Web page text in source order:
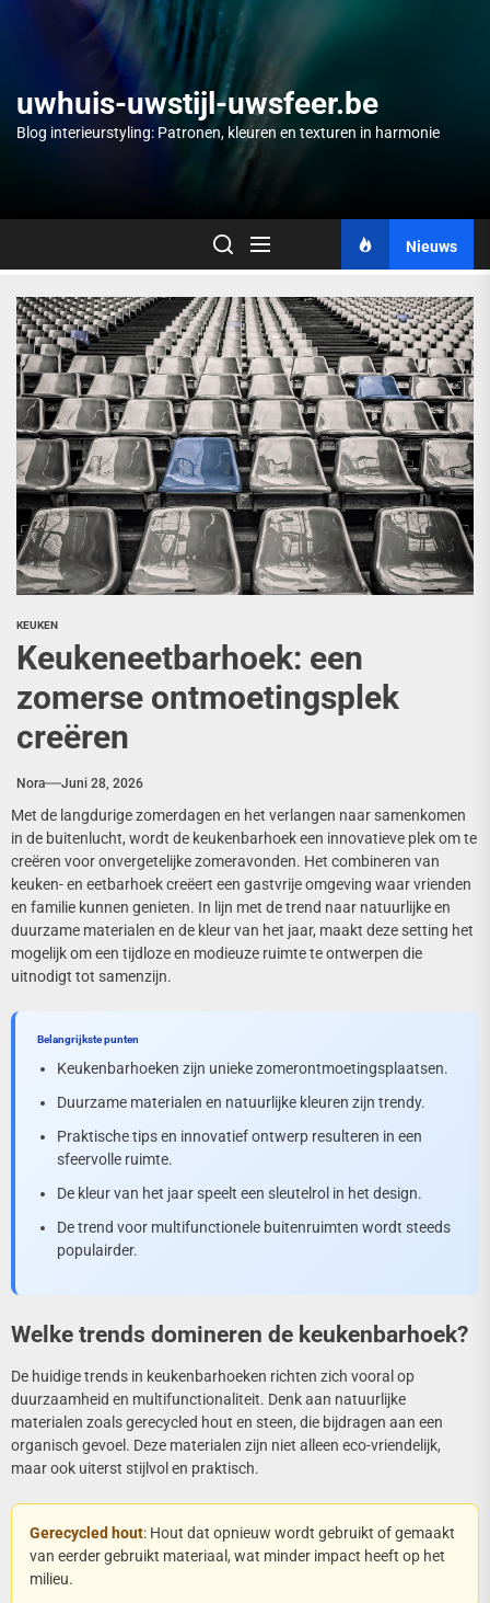
uwhuis-uwstijl-uwsfeer.be
Blog interieurstyling: Patronen, kleuren en texturen in harmonie
Nieuws
KEUKEN
Keukeneetbarhoek: een
zomerse ontmoetingsplek
creëren
Nora Juni 28, 2026
Met de langdurige zomerdagen en het verlangen naar samenkomen
in de buitenlucht, wordt de keukenbarhoek een innovatieve plek om te
creëren voor onvergetelijke zomeravonden. Het combineren van
keuken- en eetbarhoek creëert een gastvrije omgeving waar vrienden
en familie kunnen genieten. In lijn met de trend naar natuurlijke en
duurzame materialen en de kleur van het jaar, maakt deze setting het
mogelijk om een tijdloze en modieuze ruimte te ontwerpen die
uitnodigt tot samenzijn.
Belangrijkste punten
Keukenbarhoeken zijn unieke zomerontmoetingsplaatsen.
Duurzame materialen en natuurlijke kleuren zijn trendy.
Praktische tips en innovatief ontwerp resulteren in een
sfeervolle ruimte.
De kleur van het jaar speelt een sleutelrol in het design.
De trend voor multifunctionele buitenruimten wordt steeds
populairder.
Welke trends domineren de keukenbarhoek?
De huidige trends in keukenbarhoeken richten zich vooral op
duurzaamheid en multifunctionaliteit. Denk aan natuurlijke
materialen zoals gerecycled hout en steen, die bijdragen aan een
organisch gevoel. Deze materialen zijn niet alleen eco-vriendelijk,
maar ook uiterst stijlvol en praktisch.
Gerecycled hout: Hout dat opnieuw wordt gebruikt of gemaakt
van eerder gebruikt materiaal, wat minder impact heeft op het
milieu.